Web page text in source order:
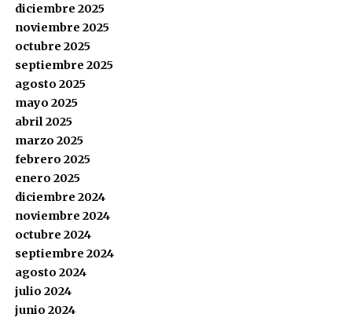
diciembre 2025
noviembre 2025
octubre 2025
septiembre 2025
agosto 2025
mayo 2025
abril 2025
marzo 2025
febrero 2025
enero 2025
diciembre 2024
noviembre 2024
octubre 2024
septiembre 2024
agosto 2024
julio 2024
junio 2024